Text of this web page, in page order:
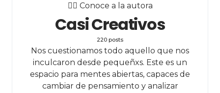
✍🏻 Conoce a la autora
Casi Creativos
220 posts
Nos cuestionamos todo aquello que nos
inculcaron desde pequeñxs. Este es un
espacio para mentes abiertas, capaces de
cambiar de pensamiento y analizar